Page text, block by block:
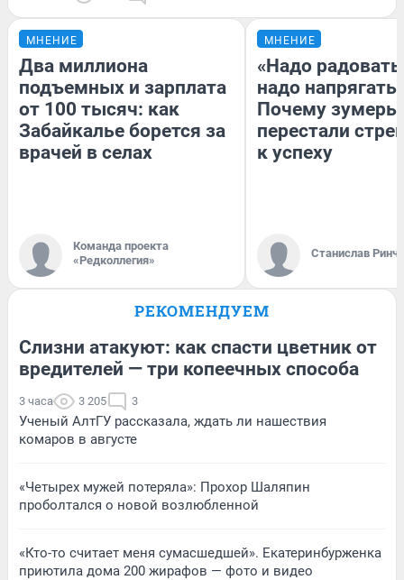
МНЕНИЕ
Два миллиона
подъемных и зарплата
от 100 тысяч: как
Забайкалье борется за
врачей в селах
Команда проекта
«Редколлегия»
МНЕНИЕ
«Надо
надо
Почему зумеры
перестали
к успеху
Станислав
РЕКОМЕНДУЕМ
Слизни атакуют: как спасти цветник от
вредителей — три копеечных способа
3 часа 3 205 3
Ученый АлтГУ рассказала, ждать ли нашествия
комаров в августе
«Четырех мужей потеряла»: Прохор Шаляпин
проболтался о новой возлюбленной
«Кто-то считает меня сумасшедшей». Екатеринбурженка
приютила дома 200 жирафов — фото и видео